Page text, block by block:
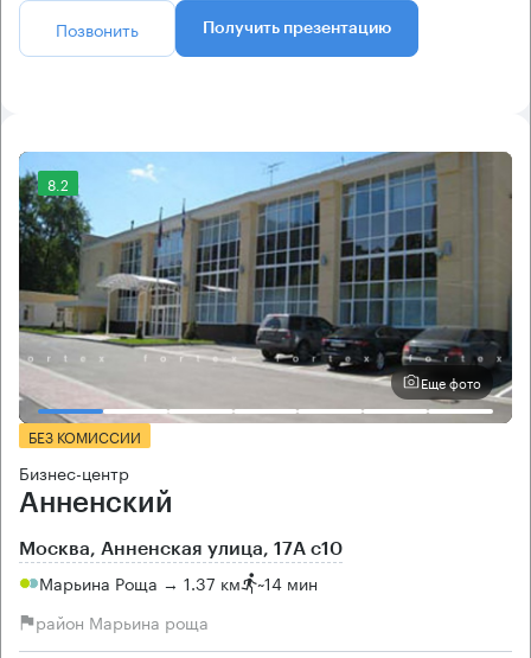
Позвонить Получить презентацию
8.2
Еще фото
БЕЗ КОМИССИИ
Бизнес-центр
Анненский
Москва, Анненская улица, 17А с10
Марьина Роща → 1.37 км ~14 мин
район Марьина роща